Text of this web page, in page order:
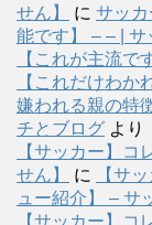
せん】
に サッ
能です】 – – |
【これが主流
【これだけわか
嫌われる親の特
チとブログ より
【サッカー】コ
せん】
に
【サ
ュー紹介】 – サ
【サッカー】コ